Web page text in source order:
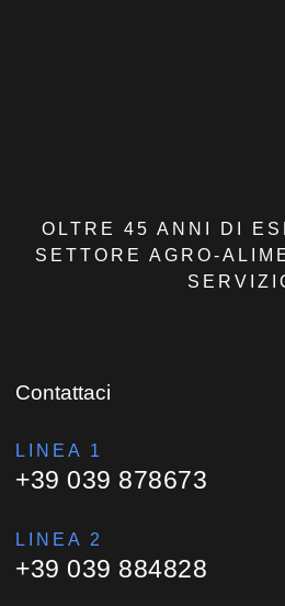
OLTRE 45 ANNI DI
SETTORE AGRO-
Contattaci
LINEA 1
+39 039 878673
LINEA 2
+39 039 884828